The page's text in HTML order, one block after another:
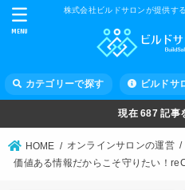
株式会社ビルドサロンが提供す
カテゴリーで探す ビルドサ
MENU
現在687 記事
HOME
オンラインサロンの運営
価値ある情報だからこそ守りたい！